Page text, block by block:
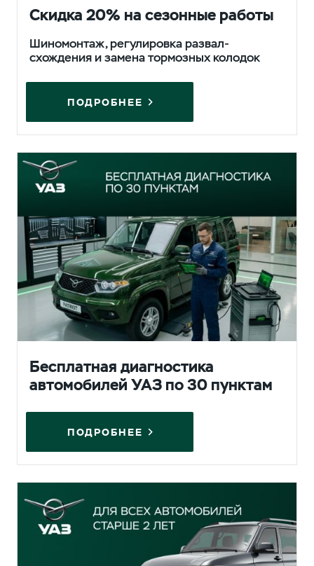
Скидка 20% на сезонные работы
Шиномонтаж, регулировка развал-
схождения и замена тормозных колодок
ПОДРОБНЕЕ
Бесплатная диагностика
автомобилей УАЗ по 30 пунктам
ПОДРОБНЕЕ